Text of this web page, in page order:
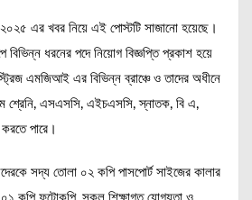
২০২৫ এর খবর নিয়ে এই পোস্টটি সাজানো হয়েছে।
বিভিন্ন ধরনের পদে নিয়োগ বিজ্ঞপ্তি প্রকাশ হয়ে
এমজিআই এর বিভিন্ন ব্রাঞ্চে ও তাদের অধীনে
শ্রেনি, এসএসসি, এইচএসসি, স্নাতক, বি এ,
করতে পারে।
সদ্য তোলা ০২ কপি পাসপোর্ট সাইজের কালার